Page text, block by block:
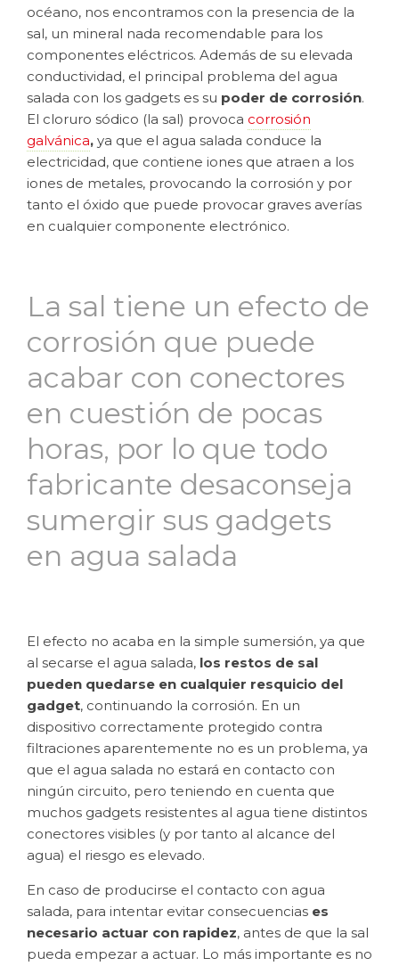
océano, nos encontramos con la presencia de la
sal, un mineral nada recomendable para los
componentes eléctricos. Además de su elevada
conductividad, el principal problema del agua
salada con los gadgets es su poder de corrosión.
El cloruro sódico (la sal) provoca corrosión
galvánica, ya que el agua salada conduce la
electricidad, que contiene iones que atraen a los
iones de metales, provocando la corrosión y por
tanto el óxido que puede provocar graves averías
en cualquier componente electrónico.
La sal tiene un efecto de
corrosión que puede
acabar con conectores
en cuestión de pocas
horas, por lo que todo
fabricante desaconseja
sumergir sus gadgets
en agua salada
El efecto no acaba en la simple sumersión, ya que
al secarse el agua salada, los restos de sal
pueden quedarse en cualquier resquicio del
gadget, continuando la corrosión. En un
dispositivo correctamente protegido contra
filtraciones aparentemente no es un problema, ya
que el agua salada no estará en contacto con
ningún circuito, pero teniendo en cuenta que
muchos gadgets resistentes al agua tiene distintos
conectores visibles (y por tanto al alcance del
agua) el riesgo es elevado.
En caso de producirse el contacto con agua
salada, para intentar evitar consecuencias es
necesario actuar con rapidez, antes de que la sal
pueda empezar a actuar. Lo más importante es no